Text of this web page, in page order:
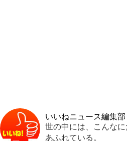
いいねニュース編集部
世の中には、こんな
あふれている。